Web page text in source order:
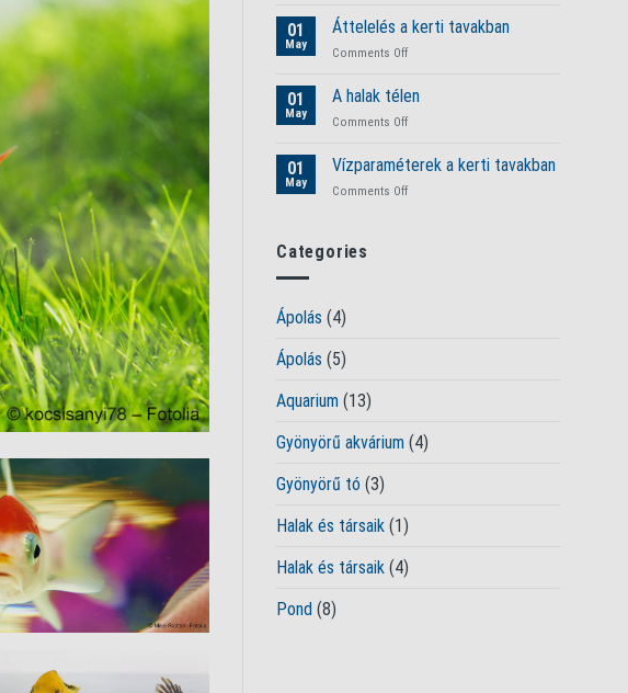
megbízható
feladat:
tavat
01
May
Áttelelés a kerti tavakban
Comments Offon
01
May
A halak télen
Comments Offon
halak
01
May
Vízparaméterek a kerti tavakban
Comments Offon
Categories
Ápolás (4)
Ápolás (5)
Aquarium (13)
Gyönyörű akvárium (4)
Gyönyörű tó (3)
Halak és társaik (1)
Halak és társaik (4)
Pond (8)